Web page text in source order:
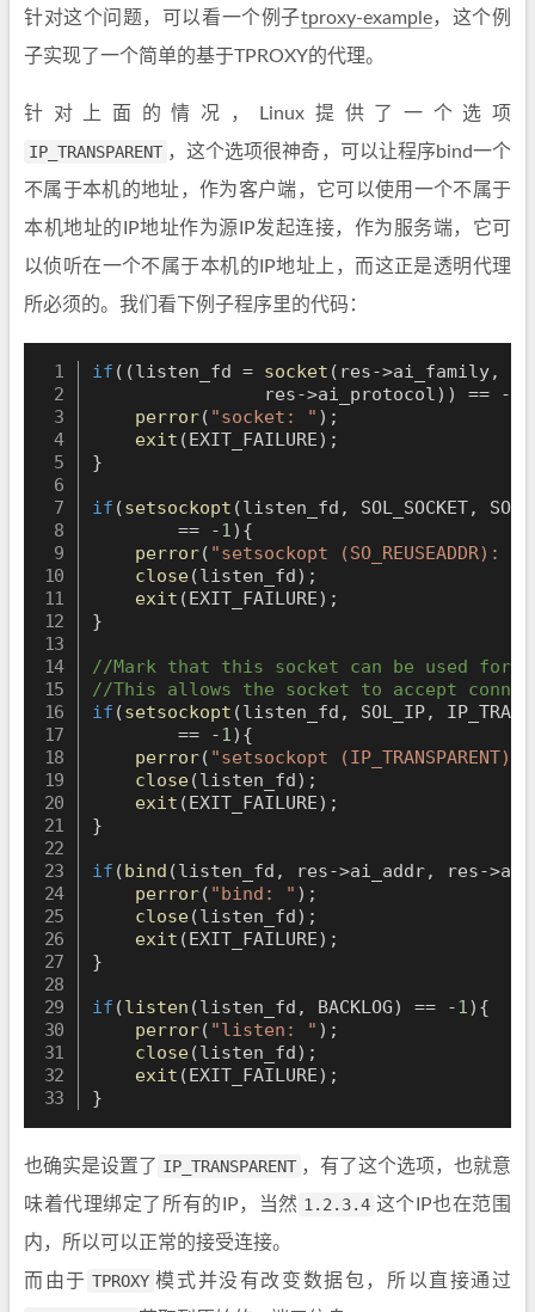
针对这个问题，可以看一个例子tproxy-example，这个例
子实现了一个简单的基于TPROXY的代理。
针对上面的情况，Linux提供了一个选项
IP_TRANSPARENT ，这个选项很神奇，可以让程序bind一个
不属于本机的地址，作为客户端，它可以使用一个不属于
本机地址的IP地址作为源IP发起连接，作为服务端，它可
以侦听在一个不属于本机的IP地址上，而这正是透明代理
所必须的。我们看下例子程序里的代码：
if ( (listen_fd = socket ( res->ai_family,
                res
->ai_protocol) ) == -
perror( "socket: " ) ;
exit (EXIT_FAILURE) ;
}
if (setsockopt (listen_fd , SOL_SOCKET,
==
-1) {
perror( "setsockopt (SO_REUSEADDR): "
close(listen_fd) ;
exit (EXIT_FAILURE) ;
}
//Mark that this socket can be used for
//This allows the socket to accept
if (setsockopt (listen_fd , SOL_IP,
==
-1) {
perror( "setsockopt (IP_TRANSPARENT):
close(listen_fd) ;
exit (EXIT_FAILURE) ;
}
if (bind (listen_fd , res->ai_addr, res->
perror( "bind: " ) ;
close(listen_fd) ;
exit (EXIT_FAILURE) ;
}
if (listen (listen_fd , BACKLOG) == -1) {
perror( "listen: " ) ;
close(listen_fd) ;
exit (EXIT_FAILURE) ;
}
也确实是设置了 IP_TRANSPARENT ，有了这个选项，也就意
味着代理绑定了所有的IP，当然 1.2.3.4 这个IP也在范围
内，所以可以正常的接受连接。
而由于 TPROXY 模式并没有改变数据包，所以直接通过